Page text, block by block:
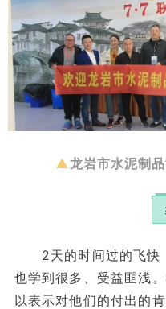
▲龙岩市水泥制
2天的时间过的飞快
也学到很多、受益匪浅
以表示对他们的付出的